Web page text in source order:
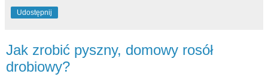
Udostępnij
Jak zrobić pyszny, domowy rosół
drobiowy?